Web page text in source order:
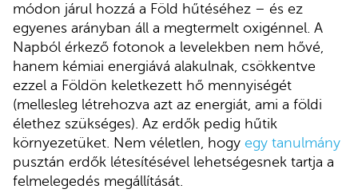
módon járul hozzá a Föld hűtéséhez – és ez
egyenes arányban áll a megtermelt oxigénnel. A
Napból érkező fotonok a levelekben nem hővé,
hanem kémiai energiává alakulnak, csökkentve
ezzel a Földön keletkezett hő mennyiségét
(mellesleg létrehozva azt az energiát, ami a földi
élethez szükséges). Az erdők pedig hűtik
környezetüket. Nem véletlen, hogy egy tanulmány
pusztán erdők létesítésével lehetségesnek tartja a
felmelegedés megállítását.